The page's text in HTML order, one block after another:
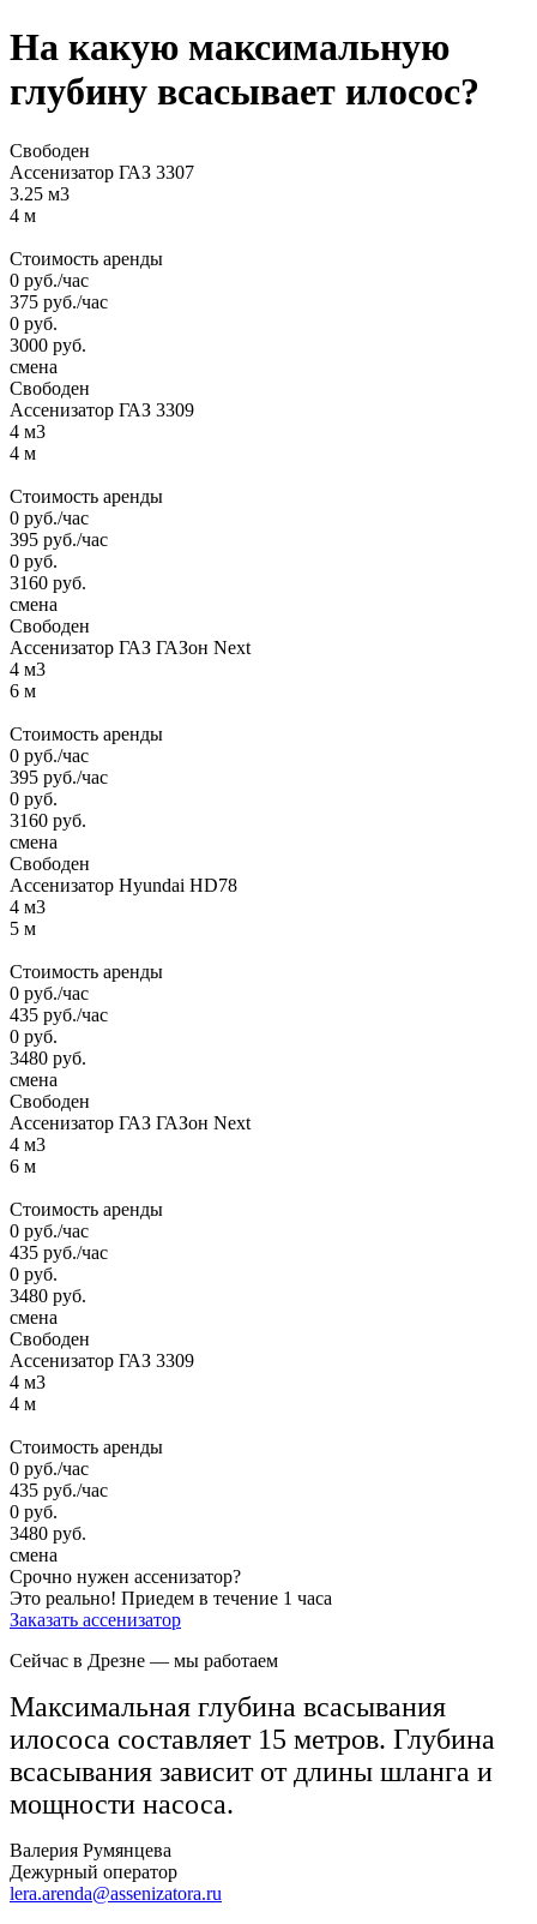
На какую максимальную
глубину всасывает илосос?
Свободен
Ассенизатор ГАЗ 3307
3.25 м3
4 м
Стоимость аренды
0 руб./час
375 руб./час
0 руб.
3000 руб.
смена
Свободен
Ассенизатор ГАЗ 3309
4 м3
4 м
Стоимость аренды
0 руб./час
395 руб./час
0 руб.
3160 руб.
смена
Свободен
Ассенизатор ГАЗ ГАЗон Next
4 м3
6 м
Стоимость аренды
0 руб./час
395 руб./час
0 руб.
3160 руб.
смена
Свободен
Ассенизатор Hyundai HD78
4 м3
5 м
Стоимость аренды
0 руб./час
435 руб./час
0 руб.
3480 руб.
смена
Свободен
Ассенизатор ГАЗ ГАЗон Next
4 м3
6 м
Стоимость аренды
0 руб./час
435 руб./час
0 руб.
3480 руб.
смена
Свободен
Ассенизатор ГАЗ 3309
4 м3
4 м
Стоимость аренды
0 руб./час
435 руб./час
0 руб.
3480 руб.
смена
Срочно нужен ассенизатор?
Это реально! Приедем в течение 1 часа
Заказать ассенизатор
Сейчас в Дрезне — мы работаем
Максимальная глубина всасывания
илососа составляет 15 метров. Глубина
всасывания зависит от длины шланга и
мощности насоса.
Валерия Румянцева
Дежурный оператор
lera.arenda@assenizatora.ru